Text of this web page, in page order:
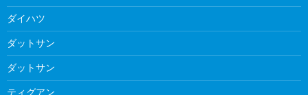
ダイハツ
ダットサン
ダットサン
ティグアン